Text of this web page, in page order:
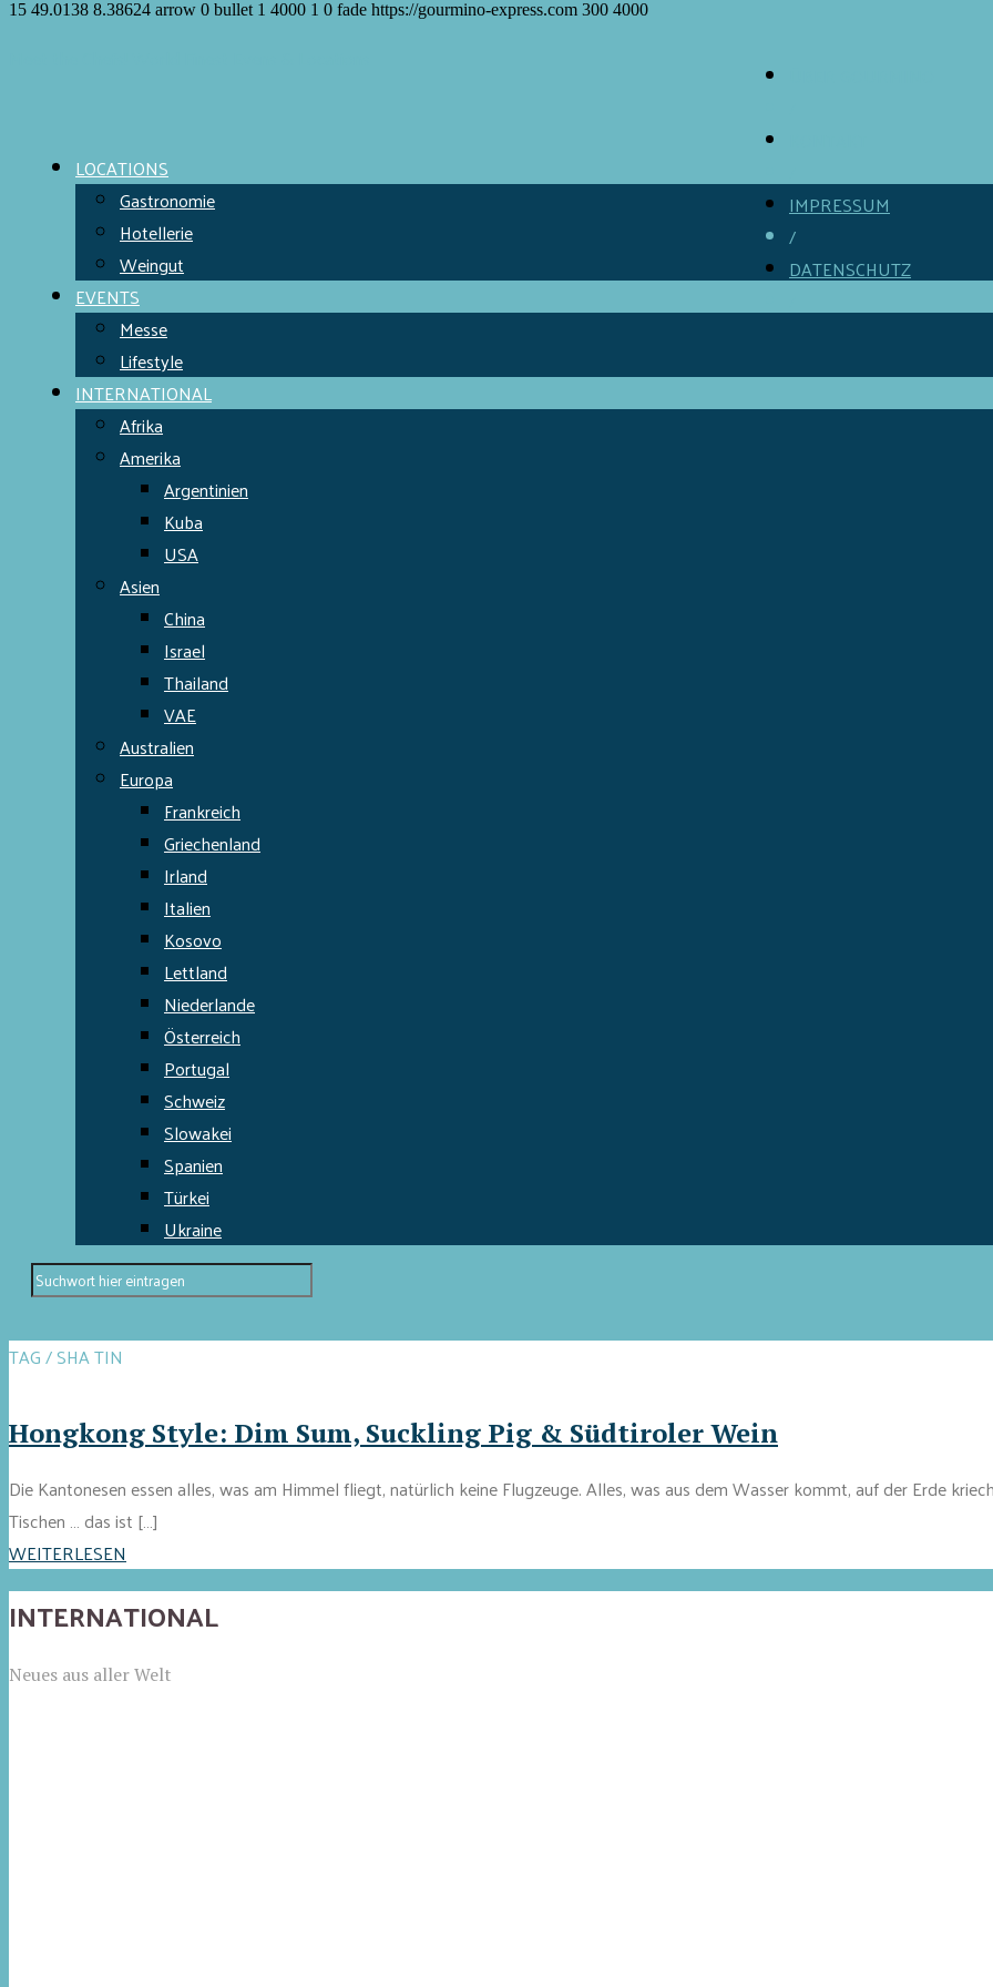
15 49.0138 8.38624 arrow 0 bullet 1 4000 1 0 fade https://gourmino-express.com 300 4000
IMPRESSUM
/
DATENSCHUTZ
LOCATIONS
Gastronomie
Hotellerie
Weingut
EVENTS
Messe
Lifestyle
INTERNATIONAL
Afrika
Amerika
Argentinien
Kuba
USA
Asien
China
Israel
Thailand
VAE
Australien
Europa
Frankreich
Griechenland
Irland
Italien
Kosovo
Lettland
Niederlande
Österreich
Portugal
Schweiz
Slowakei
Spanien
Türkei
Ukraine
TAG / SHA TIN
Hongkong Style: Dim Sum, Suckling Pig & Südtiroler Wein
Die Kantonesen essen alles, was am Himmel fliegt, natürlich keine Flugzeuge. Alles, was aus dem Wasser kommt, auf der Erde
Tischen … das ist […]
WEITERLESEN
INTERNATIONAL
Neues aus aller Welt